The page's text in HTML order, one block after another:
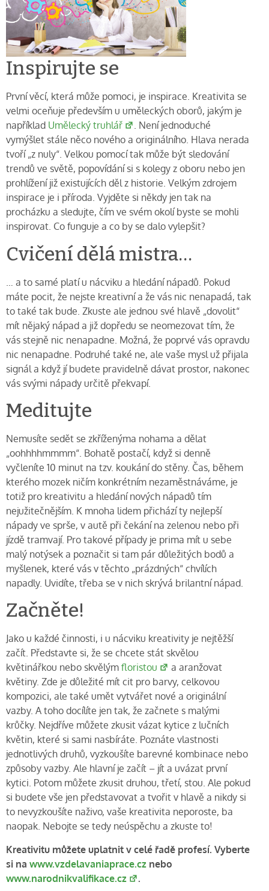
Inspirujte se
První věcí, která může pomoci, je inspirace. Kreativita se
velmi oceňuje především u uměleckých oborů, jakým je
například Umělecký truhlář
. Není jednoduché
vymýšlet stále něco nového a originálního. Hlava nerada
tvoří „z nuly“. Velkou pomocí tak může být sledování
trendů ve světě, popovídání si s kolegy z oboru nebo jen
prohlížení již existujících děl z historie. Velkým zdrojem
inspirace je i příroda. Vyjděte si někdy jen tak na
procházku a sledujte, čím ve svém okolí byste se mohli
inspirovat. Co funguje a co by se dalo vylepšit?
Cvičení dělá mistra…
… a to samé platí u nácviku a hledání nápadů. Pokud
máte pocit, že nejste kreativní a že vás nic nenapadá, tak
to také tak bude. Zkuste ale jednou své hlavě „dovolit“
mít nějaký nápad a již dopředu se neomezovat tím, že
vás stejně nic nenapadne. Možná, že poprvé vás opravdu
nic nenapadne. Podruhé také ne, ale vaše mysl už přijala
signál a když jí budete pravidelně dávat prostor, nakonec
vás svými nápady určitě překvapí.
Meditujte
Nemusíte sedět se zkříženýma nohama a dělat
„oohhhhmmmm“. Bohatě postačí, když si denně
vyčleníte 10 minut na tzv. koukání do stěny. Čas, během
kterého mozek ničím konkrétním nezaměstnáváme, je
totiž pro kreativitu a hledání nových nápadů tím
nejužitečnějším. K mnoha lidem přichází ty nejlepší
nápady ve sprše, v autě při čekání na zelenou nebo při
jízdě tramvají. Pro takové případy je prima mít u sebe
malý notýsek a poznačit si tam pár důležitých bodů a
myšlenek, které vás v těchto „prázdných“ chvílích
napadly. Uvidíte, třeba se v nich skrývá brilantní nápad.
Začněte!
Jako u každé činnosti, i u nácviku kreativity je nejtěžší
začít. Představte si, že se chcete stát skvělou
květinářkou nebo skvělým floristou
a aranžovat
květiny. Zde je důležité mít cit pro barvy, celkovou
kompozici, ale také umět vytvářet nové a originální
vazby. A toho docílíte jen tak, že začnete s malými
krůčky. Nejdříve můžete zkusit vázat kytice z lučních
květin, které si sami nasbíráte. Poznáte vlastnosti
jednotlivých druhů, vyzkoušíte barevné kombinace nebo
způsoby vazby. Ale hlavní je začít – jít a uvázat první
kytici. Potom můžete zkusit druhou, třetí, stou. Ale pokud
si budete vše jen představovat a tvořit v hlavě a nikdy si
to nevyzkoušíte naživo, vaše kreativita neporoste, ba
naopak. Nebojte se tedy neúspěchu a zkuste to!
Kreativitu můžete uplatnit v celé řadě profesí. Vyberte
si na www.vzdelavaniaprace.cz nebo
www.narodnikvalifikace.cz
.